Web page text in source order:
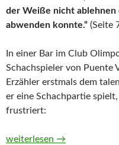
der Weiße nicht
abwenden konnte.“ (Seite
In einer Bar im Club
Schachspieler von Puente
Erzähler erstmals dem
er eine Schachpartie
frustriert:
Roderers Eröffnung von
weiterlesen →